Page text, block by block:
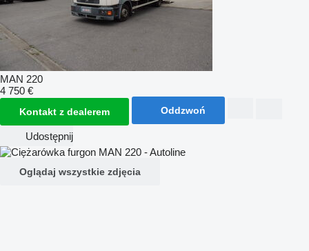
MAN 220
4 750 €
Kontakt z dealerem Oddzwoń
Udostępnij
Oglądaj wszystkie zdjęcia